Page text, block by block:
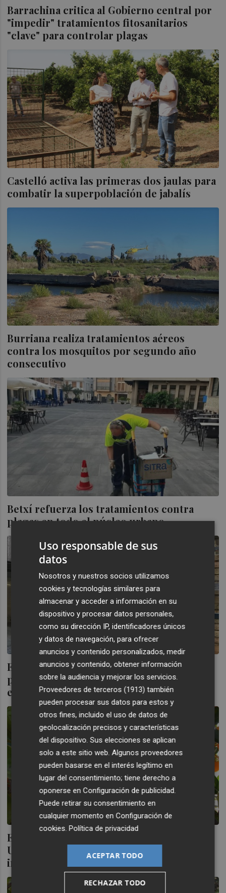
Barrachina critica al Gobierno central por
"impedir" tratamientos fitosanitarios
"clave" para controlar plagas
Castelló activa las primeras dos jaulas para
combatir la superpoblación de jabalís
Burriana realiza tratamientos aéreos
contra los mosquitos por segundo año
consecutivo
Betxí refuerza los tratamientos contra
plagas en todo el núcleo urbano
El tratamiento en frío frena a la falsa
polilla de Sudáfrica... pero Brasil eleva sus
envíos con plagas
El cítrico alerta de las plagas de fuera: la
Unió denuncia un alza del 41% de las
interceptaciones
Uso responsable de sus
datos
Nosotros y nuestros socios utilizamos
cookies y tecnologías similares para
almacenar y acceder a información en su
dispositivo y procesar datos personales,
como su dirección IP, identificadores únicos
y datos de navegación, para ofrecer
anuncios y contenido personalizados, medir
anuncios y contenido, obtener información
sobre la audiencia y mejorar los servicios.
Proveedores de terceros (1913) también
pueden procesar sus datos para estos y
otros fines, incluido el uso de datos de
geolocalización precisos y características
del dispositivo. Sus elecciones se aplican
solo a este sitio web. Algunos proveedores
pueden basarse en el interés legítimo en
lugar del consentimiento; tiene derecho a
oponerse enConfiguración de publicidad
Puede retirar su consentimiento en
cualquier momento enConfiguración de
cookies .Política de privacidad
ACEPTAR TODO
RECHAZAR TODO